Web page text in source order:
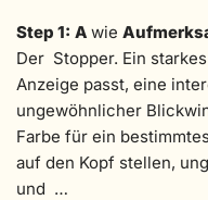
Step 1: A wie
Der Stopper. Ein
Anzeige passt, eine
ungewöhnlicher
Farbe für ein
auf den Kopf stellen,
und …